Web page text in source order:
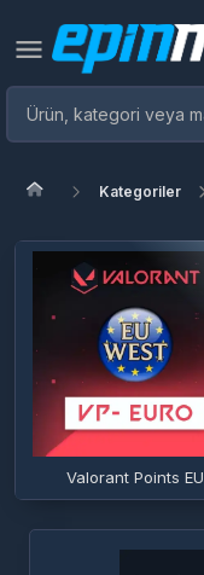
Kategoriler
Valorant Points EU